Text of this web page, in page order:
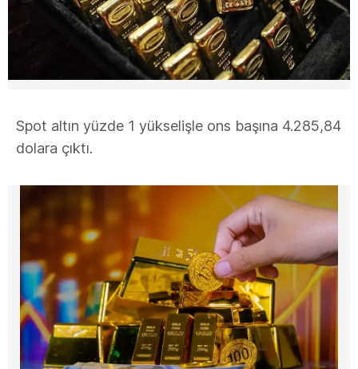
Spot altın yüzde 1 yükselişle ons başına 4.285,84
dolara çıktı.